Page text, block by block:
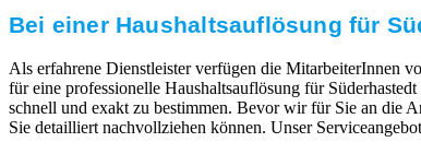
Bei einer Haushaltsauflösung für
Als erfahrene Dienstleister verfügen die MitarbeiterInnen
für eine professionelle Haushaltsauflösung für
schnell und exakt zu bestimmen. Bevor wir für Sie an die
Sie detailliert nachvollziehen können. Unser